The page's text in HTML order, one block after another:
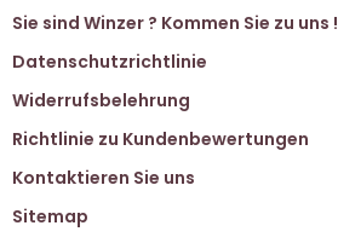
Sie sind Winzer ? Kommen Sie zu uns !
Datenschutzrichtlinie
Widerrufsbelehrung
Richtlinie zu Kundenbewertungen
Kontaktieren Sie uns
Sitemap